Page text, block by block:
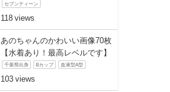
セブンティーン
118
あのちゃんのかわいい画像70枚
【水着あり！最高レベルです】
千葉県出身 Bカップ 血液型A型
103